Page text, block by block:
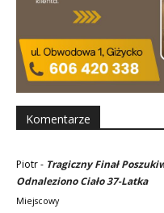
Komentarze
Piotr- Tragiczny Finał
Odnaleziono Ciało 37-Latka
Miejscowy